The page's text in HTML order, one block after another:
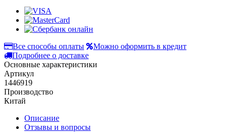
Все способы оплаты
Можно оформить в кредит
Подробнее о доставке
Основные характеристики
Артикул
1446919
Производство
Китай
Описание
Отзывы и вопросы